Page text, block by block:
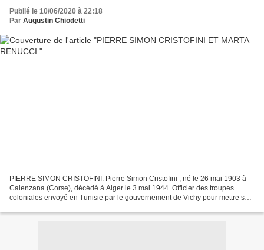
Publié le 10/06/2020 à 22:18
Par Augustin Chiodetti
PIERRE SIMON CRISTOFINI. Pierre Simon Cristofini , né le 26 mai 1903 à
Calenzana (Corse), décédé à Alger le 3 mai 1944. Officier des troupes
coloniales envoyé en Tunisie par le gouvernement de Vichy pour mettre sur